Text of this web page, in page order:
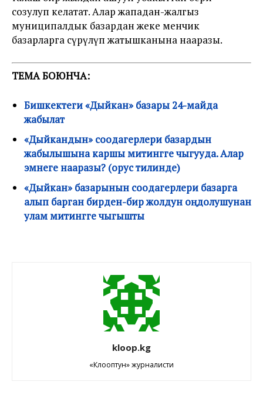
созулуп келатат. Алар жападан-жалгыз
муниципалдык базардан жеке менчик
базарларга сүрүлүп жатышканына нааразы.
ТЕМА БОЮНЧА:
Бишкектеги «Дыйкан» базары 24-майда
жабылат
«Дыйкандын» соодагерлери базардын
жабылышына каршы митингге чыгууда. Алар
эмнеге нааразы? (орус тилинде)
«Дыйкан» базарынын соодагерлери базарга
алып барган бирден-бир жолдун оңдолушунан
улам митингге чыгышты
kloop.kg
«Клооптун» журналисти